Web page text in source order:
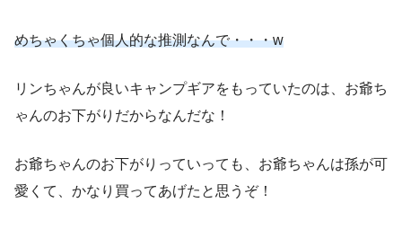
めちゃくちゃ個人的な推測なんで・・・w
リンちゃんが良いキャンプギアをもっていたのは、お爺ち
ゃんのお下がりだからなんだな！
お爺ちゃんのお下がりっていっても、お爺ちゃんは孫が可
愛くて、かなり買ってあげたと思うぞ！